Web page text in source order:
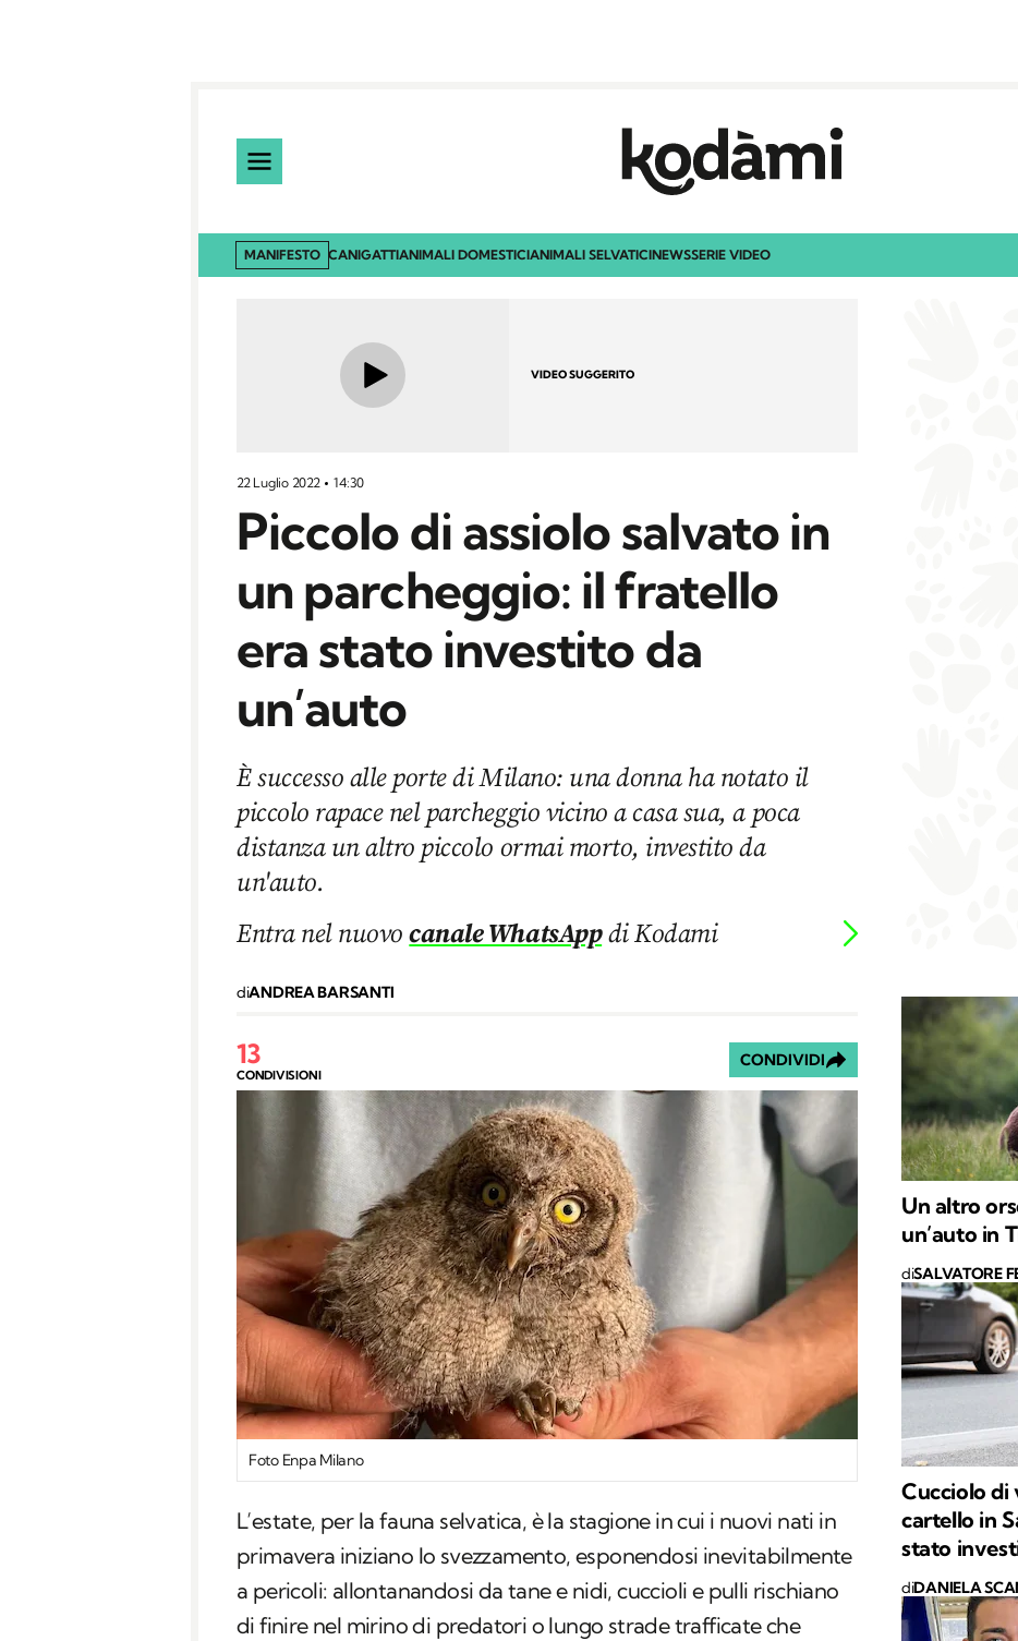
MANIFESTO CANIGATTIANIMALI DOMESTICIANIMALI SELVATICINEWSSERIE VIDEO
VIDEO SUGGERITO
22 Luglio 2022 14:30
Piccolo di assiolo salvato in
un parcheggio: il fratello
era stato investito da
un’auto
È successo alle porte di Milano: una donna ha notato il
piccolo rapace nel parcheggio vicino a casa sua, a poca
distanza un altro piccolo ormai morto, investito da
un'auto.
Entra nel nuovocanale WhatsAppdi Kodami
diANDREA BARSANTI
13
CONDIVISIONI
CONDIVIDI
Foto Enpa Milano
L’estate, per la fauna selvatica, è la stagione in cui i nuovi nati in
primavera iniziano lo svezzamento, esponendosi inevitabilmente
a pericoli: allontanandosi da tane e nidi, cuccioli e pulli rischiano
di finire nel mirino di predatori o lungo strade trafficate che
Un altro
un’auto in
diSALVATORE
Cucciolo di
cartello in
stato
diDANIELA